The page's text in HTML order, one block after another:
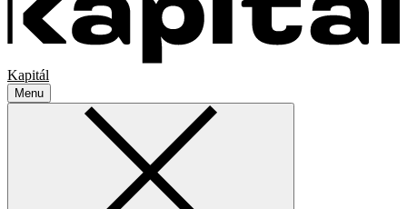
Kapitál
Menu